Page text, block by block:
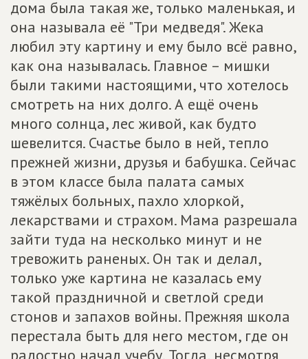
дома была такая же, только маленькая, и
она называла её "Три медведя". Жека
любил эту картину и ему было всё равно,
как она называлась. Главное – мишки
были такими настоящими, что хотелось
смотреть на них долго. А ещё очень
много солнца, лес живой, как будто
шевелится. Счастье было в ней, тепло
прежней жизни, друзья и бабушка. Сейчас
в этом классе была палата самых
тяжёлых больных, пахло хлоркой,
лекарствами и страхом. Мама разрешала
зайти туда на несколько минут и не
тревожить раненых. Он так и делал,
только уже картина не казалась ему
такой праздничной и светлой среди
стонов и запахов войны. Прежняя школа
перестала быть для него местом, где он
радостно начал учебу. Тогда, несмотря